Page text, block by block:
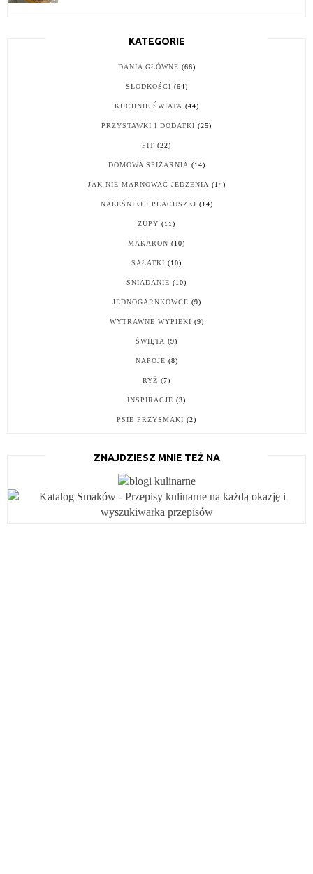
KATEGORIE
DANIA GŁÓWNE (66)
SŁODKOŚCI (64)
KUCHNIE ŚWIATA (44)
PRZYSTAWKI I DODATKI (25)
FIT (22)
DOMOWA SPIŻARNIA (14)
JAK NIE MARNOWAĆ JEDZENIA (14)
NALEŚNIKI I PLACUSZKI (14)
ZUPY (11)
MAKARON (10)
SAŁATKI (10)
ŚNIADANIE (10)
JEDNOGARNKOWCE (9)
WYTRAWNE WYPIEKI (9)
ŚWIĘTA (9)
NAPOJE (8)
RYŻ (7)
INSPIRACJE (3)
PSIE PRZYSMAKI (2)
ZNAJDZIESZ MNIE TEŻ NA